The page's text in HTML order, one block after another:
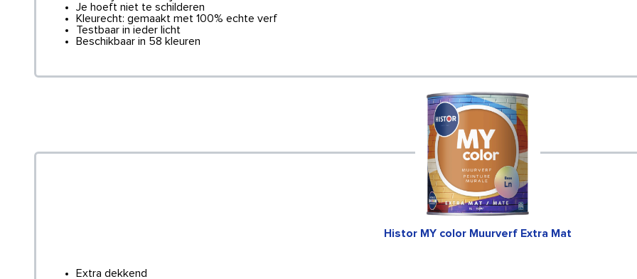
Je hoeft niet te schilderen
Kleurecht: gemaakt met 100% echte verf
Testbaar in ieder licht
Beschikbaar in 58 kleuren
Histor MY color Muurverf Extra Mat
Extra dekkend